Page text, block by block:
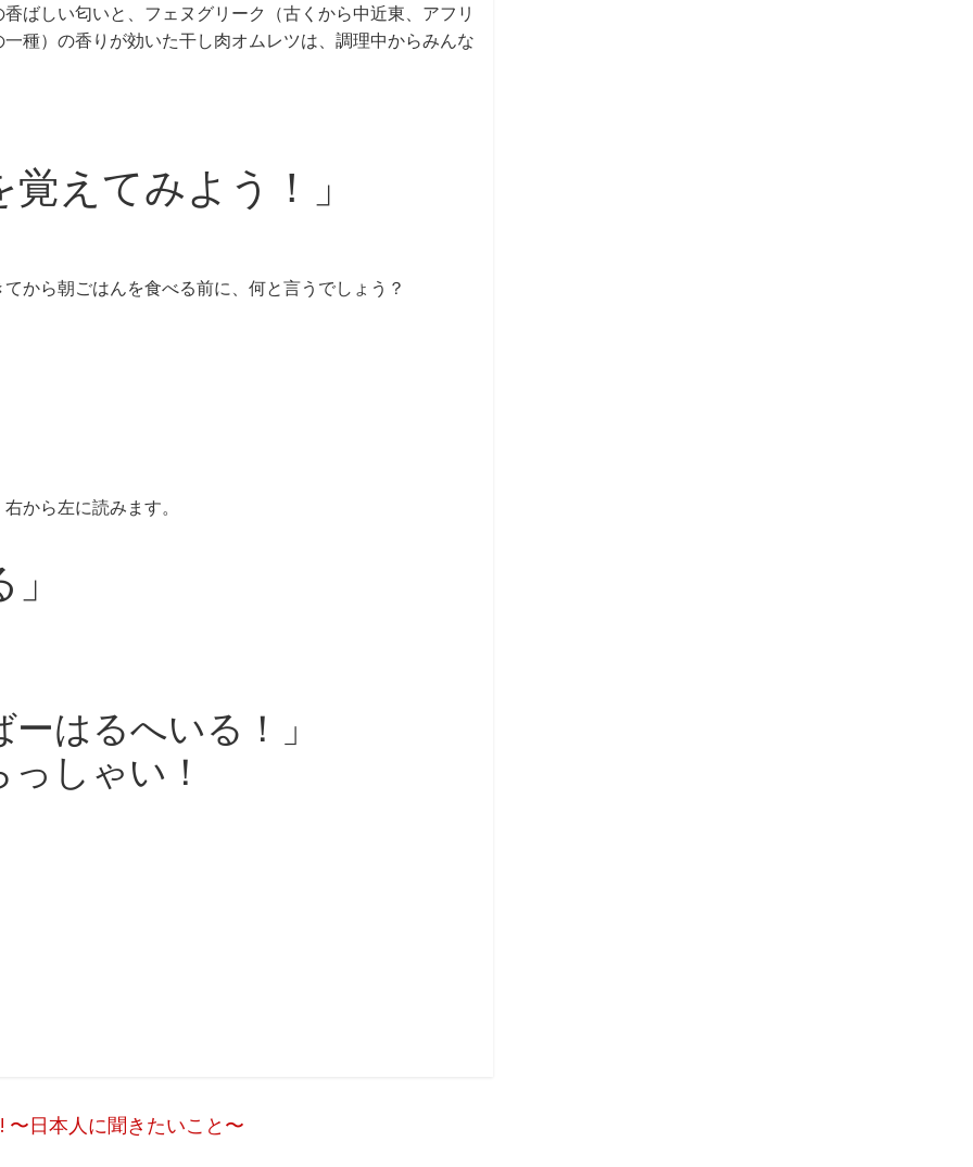
ばしい匂いと、フェヌグリーク（古くから中近東、アフリ
種）の香りが効いた干し肉オムレツは、調理中からみんな
えてみよう！」
から朝ごはんを食べる前に、何と言うでしょう？
から左に読みます。
はるへいる！」
しゃい！
日本人に聞きたいこと〜